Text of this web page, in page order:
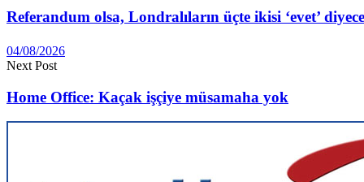
Referandum olsa, Londralıların üçte ikisi ‘evet’
04/08/2026
Next Post
Home Office: Kaçak işçiye müsamaha yok